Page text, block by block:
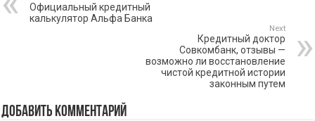
Официальный кредитный
калькулятор Альфа Банка
Next
Кредитный доктор
Совкомбанк, отзывы —
возможно ли восстановление
чистой кредитной истории
законным путем
Добавить комментарий